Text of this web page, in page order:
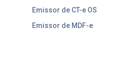
Emissor de CT-e OS
Emissor de MDF-e